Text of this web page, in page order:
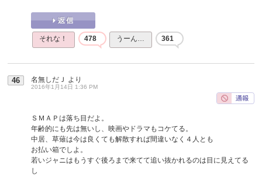
それな！ 478 うーん… 361
46 名無しだＪ より
2016年1月14日 1:36 PM
ＳＭＡＰは落ち目だよ。
年齢的にも先は無いし、映画やドラマもコケてる。
中居、草薙は今は良くても解散すれば間違いなく４人とも
お払い箱でしよ。
若いジャニはもうすぐ後ろまで来てて追い抜かれるのは目に見えてる
し